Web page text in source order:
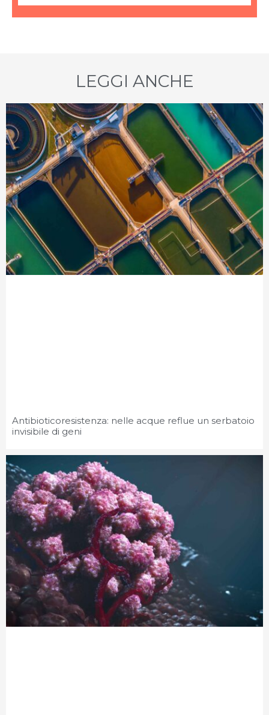
LEGGI ANCHE
Antibioticoresistenza: nelle acque reflue un serbatoio
invisibile di geni